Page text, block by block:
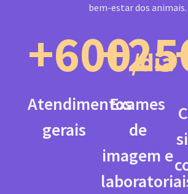
bem-estar dos animais.
+600/dia
Atendimentos
gerais
Exames
de
imagem e